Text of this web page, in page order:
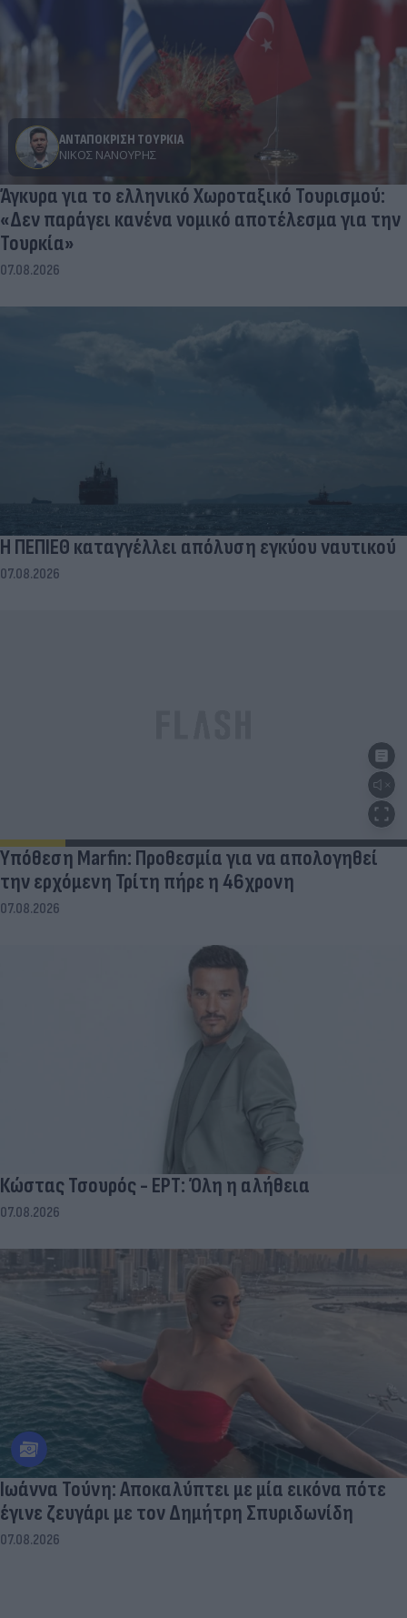
ΑΝΤΑΠΟΚΡΙΣΗ ΤΟΥΡΚΙΑ
ΝΊΚΟΣ ΝΑΝΟΎΡΗΣ
Άγκυρα για το ελληνικό Χωροταξικό Τουρισμού:
«Δεν παράγει κανένα νομικό αποτέλεσμα για την
Τουρκία»
07.08.2026
Η ΠΕΠΙΕΘ καταγγέλλει απόλυση εγκύου ναυτικού
07.08.2026
Υπόθεση Marfin: Προθεσμία για να απολογηθεί
την ερχόμενη Τρίτη πήρε η 46χρονη
07.08.2026
Κώστας Τσουρός - ΕΡΤ: Όλη η αλήθεια
07.08.2026
Ιωάννα Τούνη: Αποκαλύπτει με μία εικόνα πότε
έγινε ζευγάρι με τον Δημήτρη Σπυριδωνίδη
07.08.2026